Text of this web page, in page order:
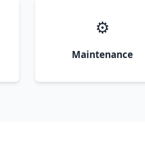
⚙️
Maintenance